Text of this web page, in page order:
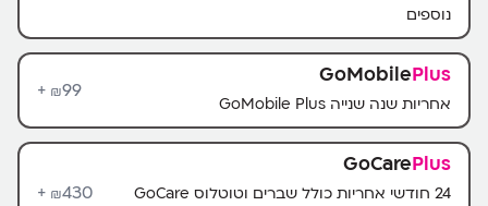
נוספים
GoMobilePlus
אחריות שנה שנייה GoMobile Plus
₪99+
GoCarePlus
24 חודשי אחריות כולל שברים וטוטלוס GoCare
₪430+